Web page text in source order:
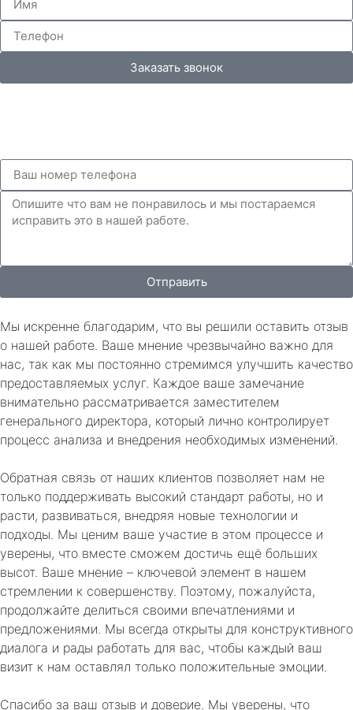
Заказать звонок
Отправить
Мы искренне благодарим, что вы решили оставить отзыв
о нашей работе. Ваше мнение чрезвычайно важно для
нас, так как мы постоянно стремимся улучшить качество
предоставляемых услуг. Каждое ваше замечание
внимательно рассматривается заместителем
генерального директора, который лично контролирует
процесс анализа и внедрения необходимых изменений.
Обратная связь от наших клиентов позволяет нам не
только поддерживать высокий стандарт работы, но и
расти, развиваться, внедряя новые технологии и
подходы. Мы ценим ваше участие в этом процессе и
уверены, что вместе сможем достичь ещё больших
высот. Ваше мнение – ключевой элемент в нашем
стремлении к совершенству. Поэтому, пожалуйста,
продолжайте делиться своими впечатлениями и
предложениями. Мы всегда открыты для конструктивного
диалога и рады работать для вас, чтобы каждый ваш
визит к нам оставлял только положительные эмоции.
Спасибо за ваш отзыв и доверие. Мы уверены, что